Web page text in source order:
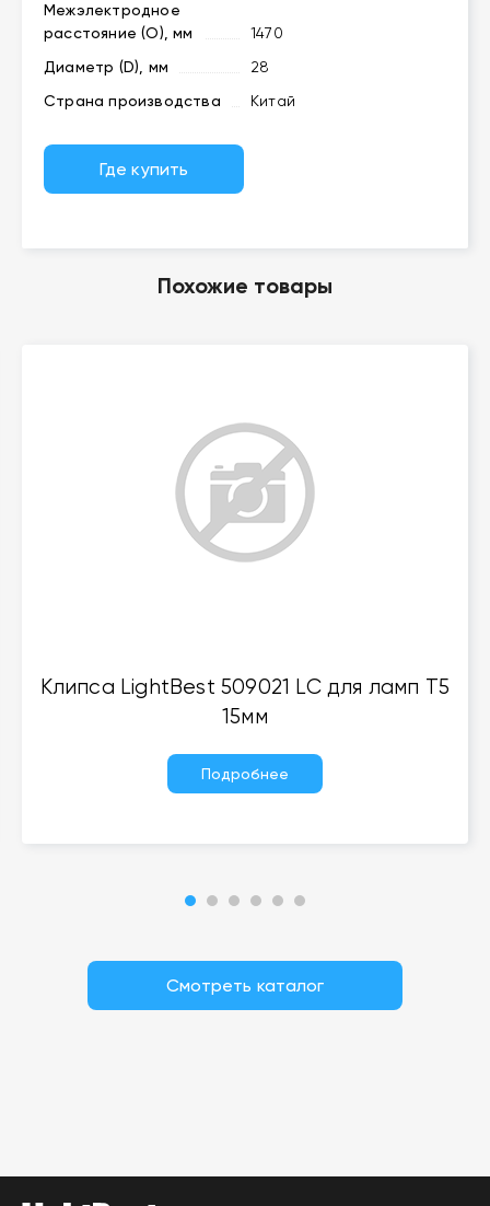
Межэлектродное
расстояние (O), мм
1470
Диаметр (D), мм
28
Страна производства
Китай
Где купить
Похожие товары
Клипса LightBest 509021 LC для ламп T5
15мм
Подробнее
Смотреть каталог